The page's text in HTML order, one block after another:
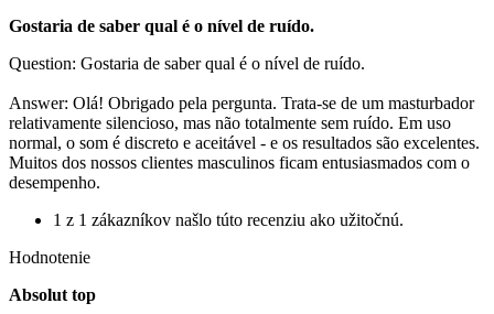
Gostaria de saber qual é o nível de ruído.
Question: Gostaria de saber qual é o nível de ruído.
Answer: Olá! Obrigado pela pergunta. Trata-se de um masturbador
relativamente silencioso, mas não totalmente sem ruído. Em uso
normal, o som é discreto e aceitável - e os resultados são excelentes.
Muitos dos nossos clientes masculinos ficam entusiasmados com o
desempenho.
1 z 1 zákazníkov našlo túto recenziu ako užitočnú.
Hodnotenie
Absolut top